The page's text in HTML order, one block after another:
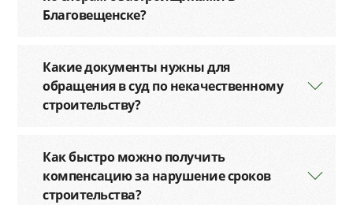
Благовещенске?
Какие документы нужны для
обращения в суд по некачественному
строительству?
Как быстро можно получить
компенсацию за нарушение сроков
строительства?